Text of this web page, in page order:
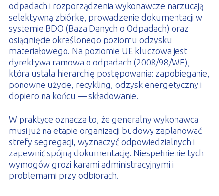
odpadach i rozporządzenia wykonawcze narzucają
selektywną zbiórkę, prowadzenie dokumentacji w
systemie BDO (Baza Danych o Odpadach) oraz
osiągnięcie określonego poziomu odzysku
materiałowego. Na poziomie UE kluczowa jest
dyrektywa ramowa o odpadach (2008/98/WE),
która ustala hierarchię postępowania: zapobieganie,
ponowne użycie, recykling, odzysk energetyczny i
dopiero na końcu — składowanie.
W praktyce oznacza to, że generalny wykonawca
musi już na etapie organizacji budowy zaplanować
strefy segregacji, wyznaczyć odpowiedzialnych i
zapewnić spójną dokumentację. Niespełnienie tych
wymogów grozi karami administracyjnymi i
problemami przy odbiorach.